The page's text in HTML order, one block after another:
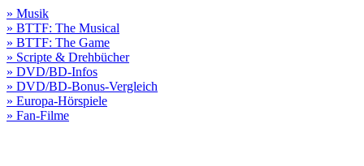
» Musik
» BTTF: The Musical
» BTTF: The Game
» Scripte & Drehbücher
» DVD/BD-Infos
» DVD/BD-Bonus-Vergleich
» Europa-Hörspiele
» Fan-Filme